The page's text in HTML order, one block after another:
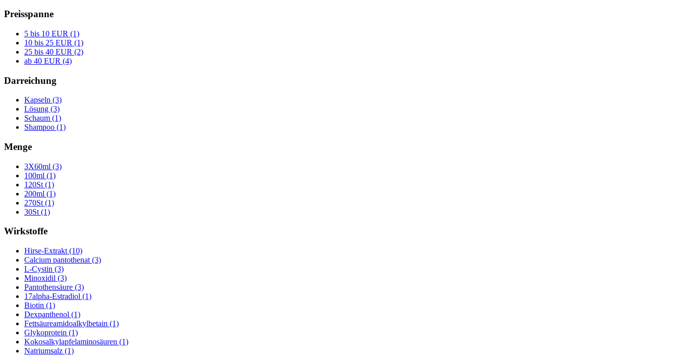
Preisspanne
5 bis 10 EUR (1)
10 bis 25 EUR (1)
25 bis 40 EUR (2)
ab 40 EUR (4)
Darreichung
Kapseln (3)
Lösung (3)
Schaum (1)
Shampoo (1)
Menge
3X60ml (3)
100ml (1)
120St (1)
200ml (1)
270St (1)
30St (1)
Wirkstoffe
Hirse-Extrakt (10)
Calcium pantothenat (3)
L-Cystin (3)
Minoxidil (3)
Pantothensäure (3)
17alpha-Estradiol (1)
Biotin (1)
Dexpanthenol (1)
Fettsäureamidoalkylbetain (1)
Glykoprotein (1)
Kokosalkylapfelaminosäuren (1)
Natriumsalz (1)